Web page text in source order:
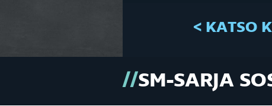
< KATSO
SM-SARJA